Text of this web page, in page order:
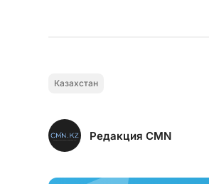
Казахстан
Редакция CMN